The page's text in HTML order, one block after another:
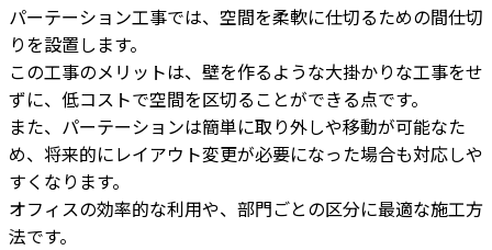
パーテーション工事では、空間を柔軟に仕切るための間仕切
りを設置します。
この工事のメリットは、壁を作るような大掛かりな工事をせ
ずに、低コストで空間を区切ることができる点です。
また、パーテーションは簡単に取り外しや移動が可能なた
め、将来的にレイアウト変更が必要になった場合も対応しや
すくなります。
オフィスの効率的な利用や、部門ごとの区分に最適な施工方
法です。